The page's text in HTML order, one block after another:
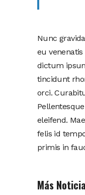
Nunc
eu
dictum
tincidunt
orci.
eleifend.
felis id
primis in
Más